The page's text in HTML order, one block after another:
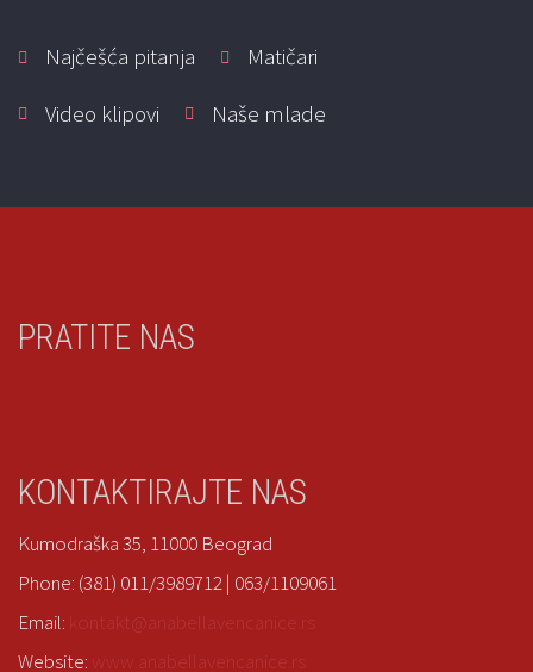
Najčešća pitanja
Matičari
Video klipovi
Naše mlade
PRATITE NAS
KONTAKTIRAJTE NAS
Kumodraška 35, 11000 Beograd
Phone: (381) 011/3989712 | 063/1109061
Email:
Website: